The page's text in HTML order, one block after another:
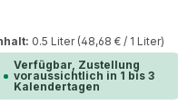
0.5 Liter (48,68 € / 1 Liter)
Verfügbar, Zustellung
voraussichtlich in 1 bis 3
Kalendertagen